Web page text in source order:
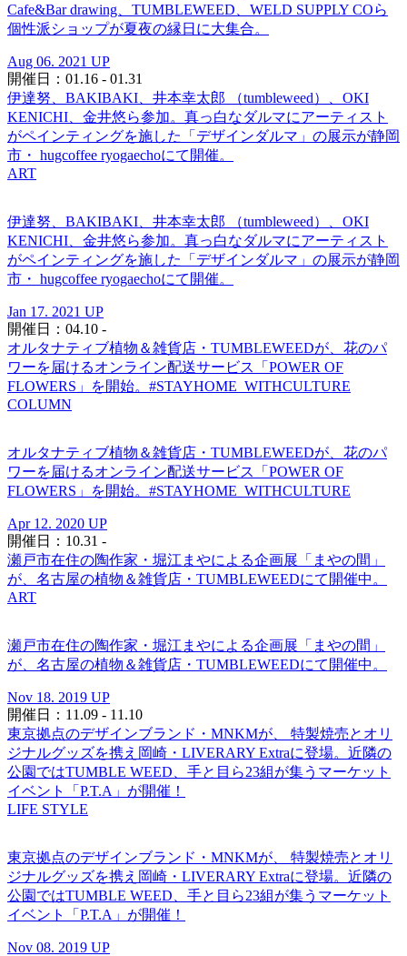
Cafe&Bar drawing、TUMBLEWEED、WELD SUPPLY COら
個性派ショップが夏夜の縁日に大集合。
Aug 06. 2021 UP
開催日：01.16 - 01.31
伊達努、BAKIBAKI、井本幸太郎 （tumbleweed）、OKI
KENICHI、金井悠ら参加。真っ白なダルマにアーティスト
がペインティングを施した「デザインダルマ」の展示が静岡
市・ hugcoffee ryogaechoにて開催。
ART
伊達努、BAKIBAKI、井本幸太郎 （tumbleweed）、OKI
KENICHI、金井悠ら参加。真っ白なダルマにアーティスト
がペインティングを施した「デザインダルマ」の展示が静岡
市・ hugcoffee ryogaechoにて開催。
Jan 17. 2021 UP
開催日：04.10 -
オルタナティブ植物＆雑貨店・TUMBLEWEEDが、花のパ
ワーを届けるオンライン配送サービス「POWER OF
FLOWERS」を開始。#STAYHOME_WITHCULTURE
COLUMN
オルタナティブ植物＆雑貨店・TUMBLEWEEDが、花のパ
ワーを届けるオンライン配送サービス「POWER OF
FLOWERS」を開始。#STAYHOME_WITHCULTURE
Apr 12. 2020 UP
開催日：10.31 -
瀬戸市在住の陶作家・堀江まやによる企画展「まやの間」
が、名古屋の植物＆雑貨店・TUMBLEWEEDにて開催中。
ART
瀬戸市在住の陶作家・堀江まやによる企画展「まやの間」
が、名古屋の植物＆雑貨店・TUMBLEWEEDにて開催中。
Nov 18. 2019 UP
開催日：11.09 - 11.10
東京拠点のデザインブランド・MNKMが、 特製焼売とオリ
ジナルグッズを携え岡崎・LIVERARY Extraに登場。近隣の
公園ではTUMBLE WEED、手と目ら23組が集うマーケット
イベント「P.T.A」が開催！
LIFE STYLE
東京拠点のデザインブランド・MNKMが、 特製焼売とオリ
ジナルグッズを携え岡崎・LIVERARY Extraに登場。近隣の
公園ではTUMBLE WEED、手と目ら23組が集うマーケット
イベント「P.T.A」が開催！
Nov 08. 2019 UP